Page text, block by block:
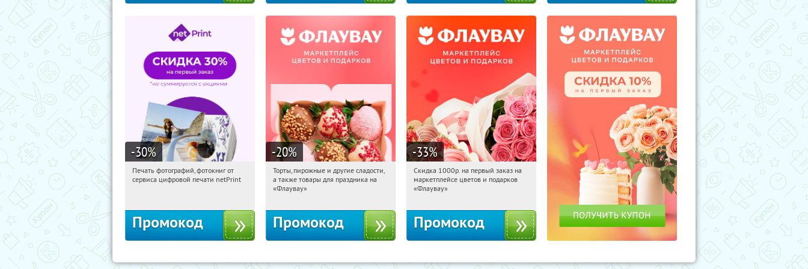
-30%
12:19:08 Получили:
Печать фотографий, фотокниг от
сервиса цифровой печати netPrint
Промокод
-20%
12:19:08 Получили:
Россия
Торты, пирожные и другие сладости,
а также товары для праздника на
«Флаувау»
Промокод
-33%
12:19:08 Получили:
Россия
Скидка 1000р. на первый заказ на
маркетплейсе цветов и подарков
«Флаувау»
Промокод